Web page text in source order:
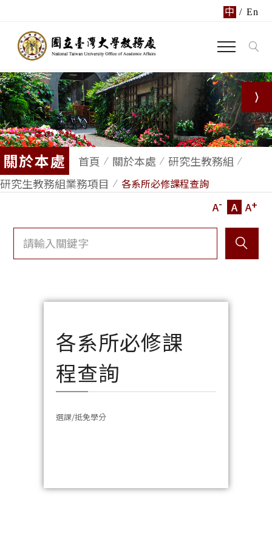
中 / En
關於本處 首頁 關於本處
研究生教務組
研究生教務組業務項目
各系所必修課程查詢
A- A A+
各系所必修課
程查詢
選課/抵免學分